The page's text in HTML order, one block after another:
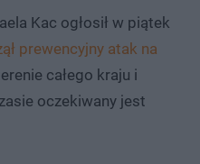
Kac ogłosił w piątek
prewencyjny atak na
całego kraju i
oczekiwany jest